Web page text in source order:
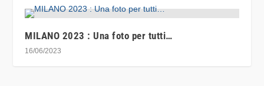
MILANO 2023 : Una foto per tutti…
16/06/2023